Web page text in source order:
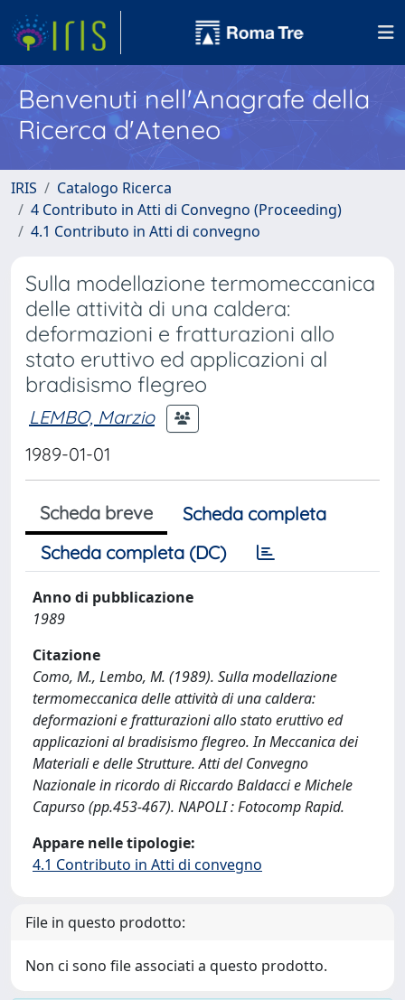
Benvenuti nell'Anagrafe della
Ricerca d'Ateneo
IRIS
Catalogo Ricerca
4 Contributo in Atti di Convegno (Proceeding)
4.1 Contributo in Atti di convegno
Sulla modellazione termomeccanica
delle attività di una caldera:
deformazioni e fratturazioni allo
stato eruttivo ed applicazioni al
bradisismo flegreo
LEMBO, Marzio
1989-01-01
Scheda breve
Scheda completa
Scheda completa (DC)
Anno di pubblicazione
1989
Citazione
Como, M., Lembo, M. (1989). Sulla modellazione
termomeccanica delle attività di una caldera:
deformazioni e fratturazioni allo stato eruttivo ed
applicazioni al bradisismo flegreo. In Meccanica dei
Materiali e delle Strutture. Atti del Convegno
Nazionale in ricordo di Riccardo Baldacci e Michele
Capurso (pp.453-467). NAPOLI : Fotocomp Rapid.
Appare nelle tipologie:
4.1 Contributo in Atti di convegno
File in questo prodotto:
Non ci sono file associati a questo prodotto.